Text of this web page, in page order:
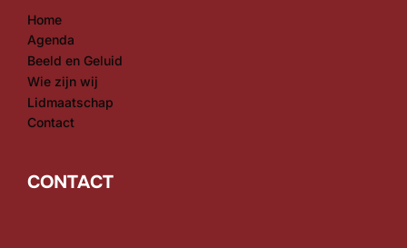
Home
Agenda
Beeld en Geluid
Wie zijn wij
Lidmaatschap
Contact
CONTACT